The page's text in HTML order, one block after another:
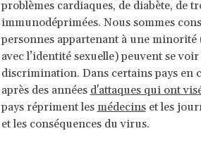
problèmes cardiaques, de diabète, de
immunodéprimées. Nous sommes
personnes appartenant à une
avec l’identité sexuelle) peuvent se
discrimination. Dans certains pays en
après des années d'attaques qui ont
pays répriment les médecinset les
et les conséquences du virus.